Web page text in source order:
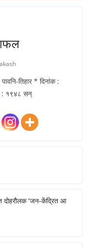
तिहार * दिनांक :
: १९४८ सन्
दोहरौलक ‘जन-केंद्रित आ